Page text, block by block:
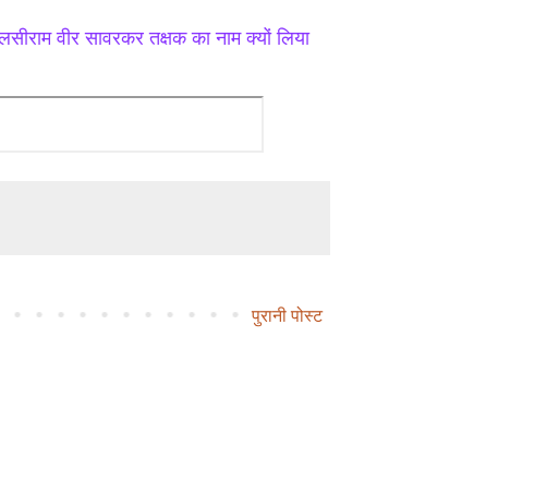
वीर सावरकर तक्षक का नाम क्यों लिया
पुरानी पोस्ट